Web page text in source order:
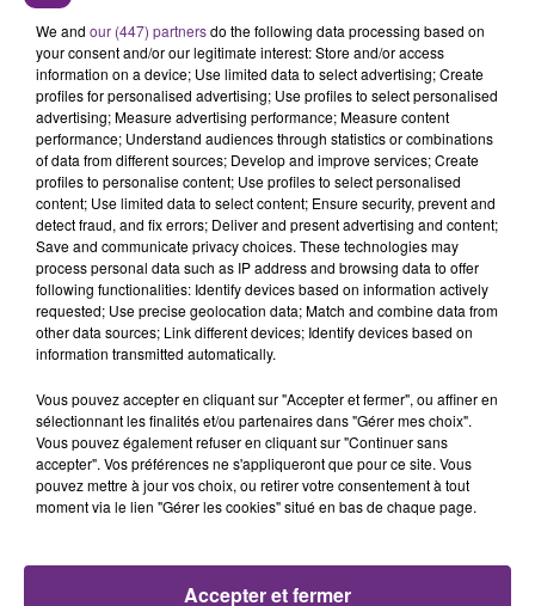
FIL D'ACTU
5 août 2026
UN FEU DE REMORQUE BLOQUE LA
CIRCULATION DANS LES ARDENNES
fin de matinée sur l'A34.
We and our (447) partnersdo the following data processing based on
your consent and/or our legitimate interest: Store and/or access
information on a device; Use limited data to select advertising; Create
profiles for personalised advertising; Use profiles to select personalised
advertising; Measure advertising performance; Measure content
performance; Understand audiences through statistics or combinations
of data from different sources; Develop and improve services; Create
profiles to personalise content; Use profiles to select personalised
content; Use limited data to select content; Ensure security, prevent and
detect fraud, and fix errors; Deliver and present advertising and content;
Save and communicate privacy choices. These technologies may
process personal data such as IP address and browsing data to offer
following functionalities: Identify devices based on information actively
requested; Use precise geolocation data; Match and combine data from
other data sources; Link different devices; Identify devices based on
information transmitted automatically.
Vous pouvez accepter en cliquant sur "Accepter et fermer", ou affiner en
sélectionnant les finalités et/ou partenaires dans "Gérer mes choix".
Vous pouvez également refuser en cliquant sur "Continuer sans
accepter". Vos préférences ne s'appliqueront que pour ce site. Vous
pouvez mettre à jour vos choix, ou retirer votre consentement à tout
moment via le lien "Gérer les cookies" situé en bas de chaque page.
Accepter et fermer